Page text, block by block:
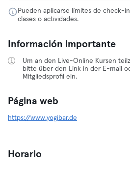
Pueden aplicarse límites de check-
clases o actividades.
Información importante
Um an den Live-Online Kursen
bitte über den Link in der E-mail
Mitgliedsprofil ein.
Página web
https://www.yogibar.de
Horario